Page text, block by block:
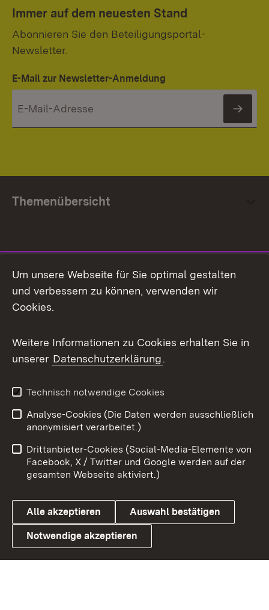
Immer auf dem neuesten Stand
Abonnieren Sie den Beteiligungsportal-
Newsletter.
E-Mail zur Newsletter-Anmeldung
Themenübersicht
Facebook
X / Twitter
Youtube
Link zum Landesportal
Impressum
Kontakt
Barrierefreiheit
Datenschutz
Cookies
Um unsere Webseite für Sie optimal gestalten
und verbessern zu können, verwenden wir
Cookies.
Weitere Informationen zu Cookies erhalten Sie in
unserer Datenschutzerklärung.
Technisch notwendige Cookies
Analyse-Cookies (Die Daten werden ausschließlich
anonymisiert verarbeitet.)
Drittanbieter-Cookies (Social-Media-Elemente von
Facebook, X / Twitter und Google werden auf der
gesamten Webseite aktiviert.)
Alle akzeptieren Auswahl bestätigen
Notwendige akzeptieren